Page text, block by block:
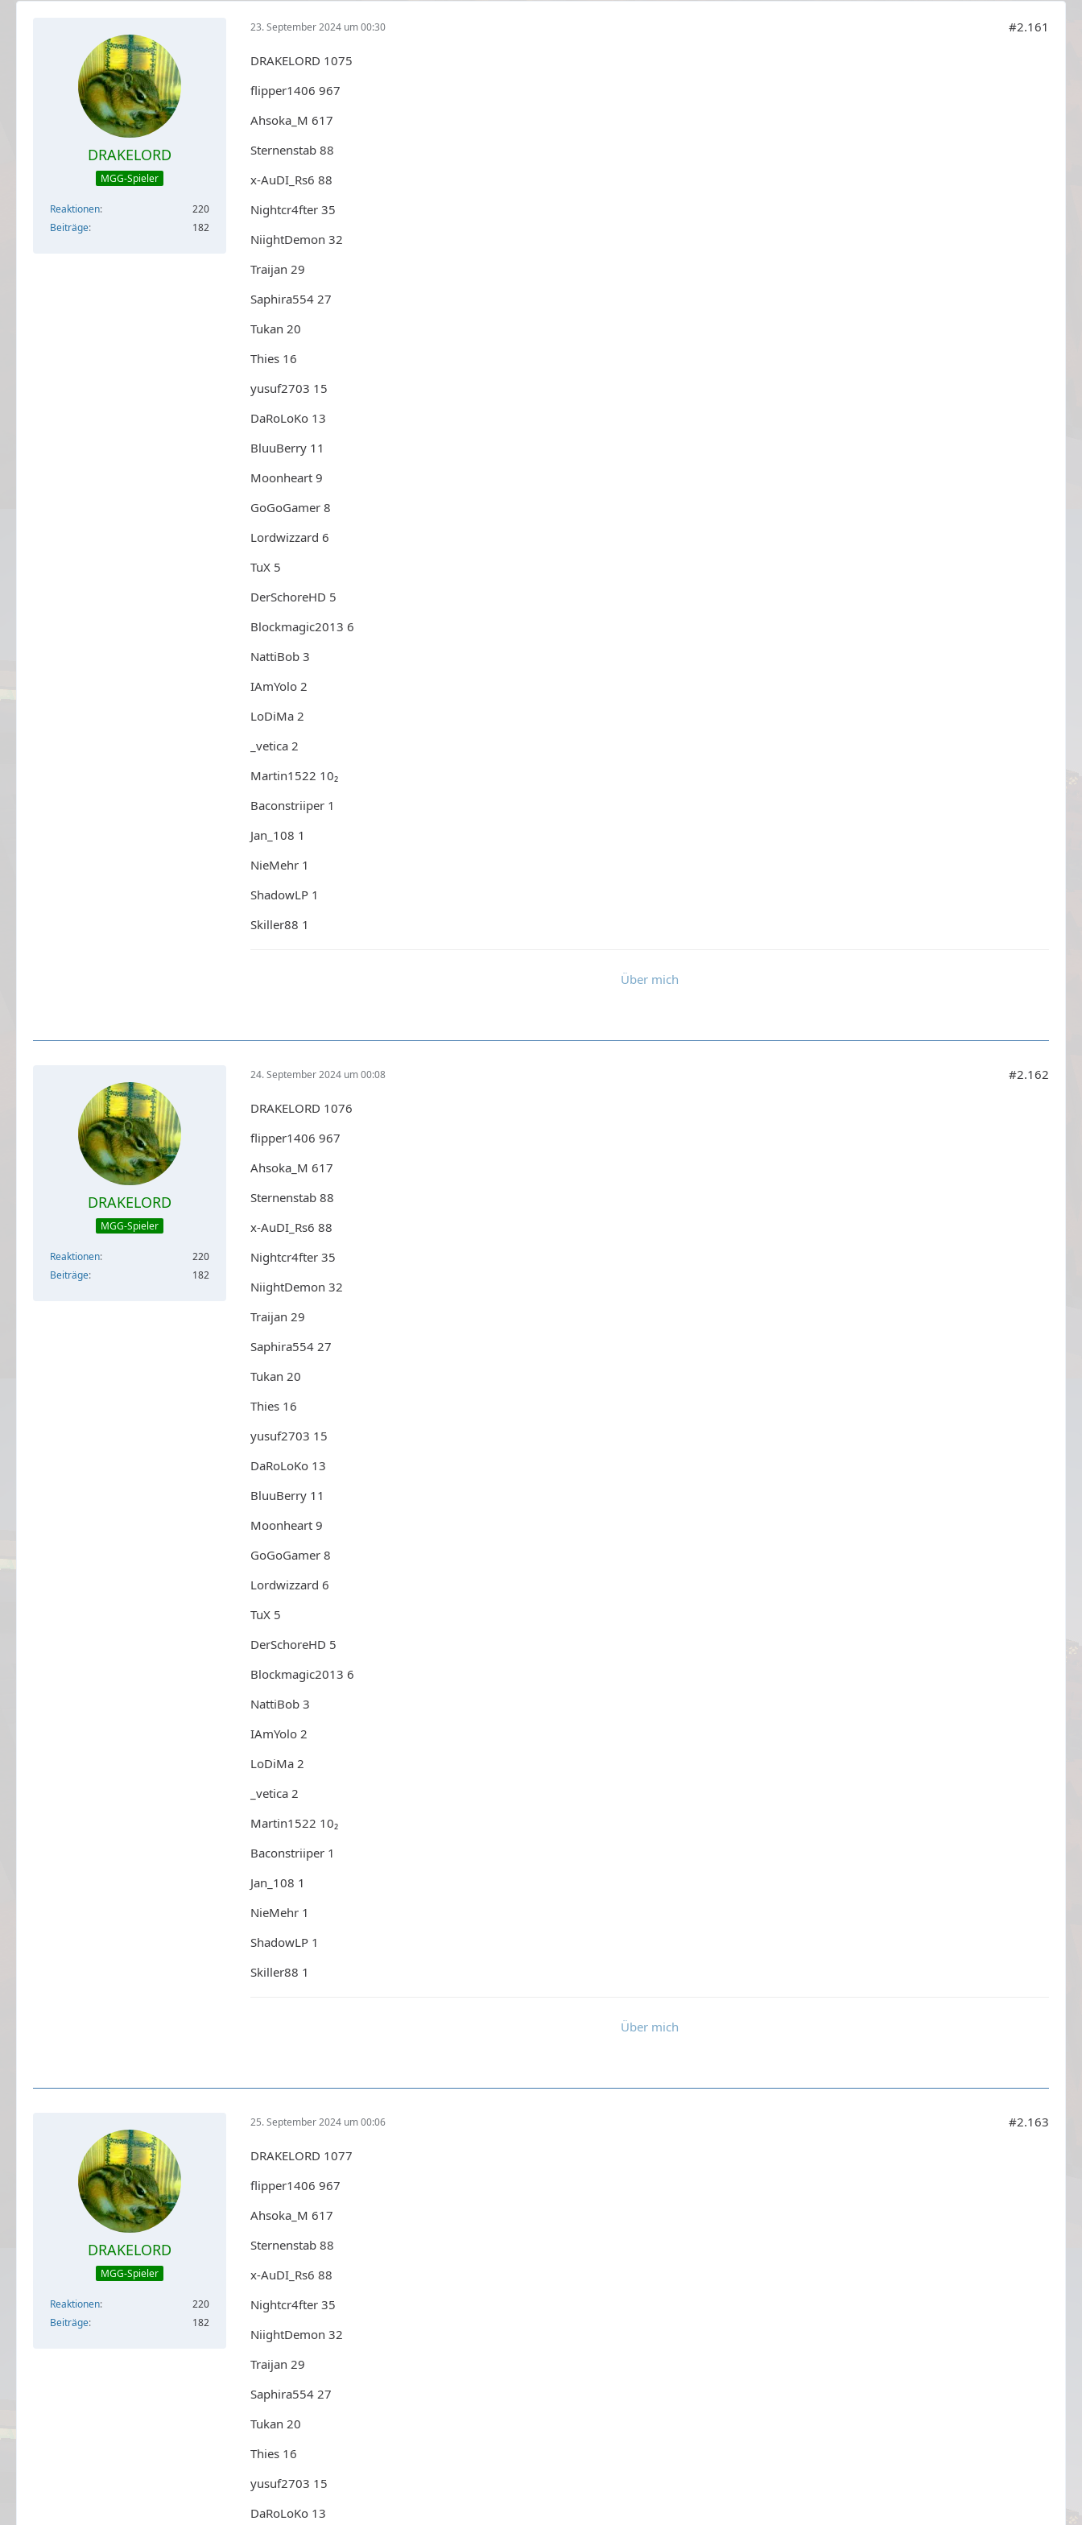
DRAKELORD
MGG-Spieler
Reaktionen
220
Beiträge
182
23. September 2024 um 00:30 #2.161
DRAKELORD 1075
flipper1406 967
Ahsoka_M 617
Sternenstab 88
x-AuDI_Rs6 88
Nightcr4fter 35
NiightDemon 32
Traijan 29
Saphira554 27
Tukan 20
Thies 16
yusuf2703 15
DaRoLoKo 13
BluuBerry 11
Moonheart 9
GoGoGamer 8
Lordwizzard 6
TuX 5
DerSchoreHD 5
Blockmagic2013 6
NattiBob 3
IAmYolo 2
LoDiMa 2
_vetica 2
Martin1522 10₂
Baconstriiper 1
Jan_108 1
NieMehr 1
ShadowLP 1
Skiller88 1
Über mich
DRAKELORD
MGG-Spieler
Reaktionen
220
Beiträge
182
24. September 2024 um 00:08 #2.162
DRAKELORD 1076
flipper1406 967
Ahsoka_M 617
Sternenstab 88
x-AuDI_Rs6 88
Nightcr4fter 35
NiightDemon 32
Traijan 29
Saphira554 27
Tukan 20
Thies 16
yusuf2703 15
DaRoLoKo 13
BluuBerry 11
Moonheart 9
GoGoGamer 8
Lordwizzard 6
TuX 5
DerSchoreHD 5
Blockmagic2013 6
NattiBob 3
IAmYolo 2
LoDiMa 2
_vetica 2
Martin1522 10₂
Baconstriiper 1
Jan_108 1
NieMehr 1
ShadowLP 1
Skiller88 1
Über mich
DRAKELORD
MGG-Spieler
Reaktionen
220
Beiträge
182
25. September 2024 um 00:06 #2.163
DRAKELORD 1077
flipper1406 967
Ahsoka_M 617
Sternenstab 88
x-AuDI_Rs6 88
Nightcr4fter 35
NiightDemon 32
Traijan 29
Saphira554 27
Tukan 20
Thies 16
yusuf2703 15
DaRoLoKo 13